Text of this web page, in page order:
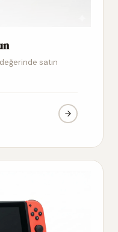
değerinde satın